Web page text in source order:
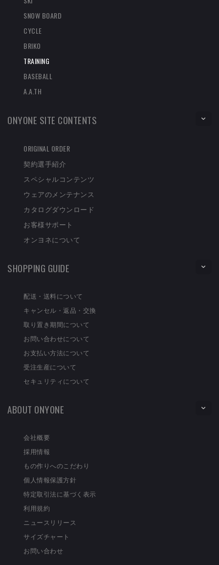
SNOW BOARD
CYCLE
BRIKO
TRAINING
BASEBALL
A.A.TH
ONYONE SITE CONTENTS
ORIGINAL ORDER
契約選手紹介
スペシャルコンテンツ
ウェアのメンテナンス
カタログダウンロード
お客様サポート
オンヨネについて
SHOPPING GUIDE
配送・送料について
キャンセル・返品・交換
取り置き期間について
お問い合わせについて
お支払い方法について
受注生産について
セキュリティについて
ABOUT ONYONE
会社概要
採用情報
もの作りへのこだわり
個人情報保護方針
特定取引法に基づく表示
利用規約
ニュースリリース
サイズチャート
お問い合わせ